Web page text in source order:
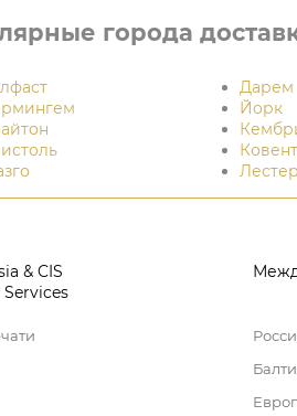
города
Дарем
Йорк
Лестер
& CIS